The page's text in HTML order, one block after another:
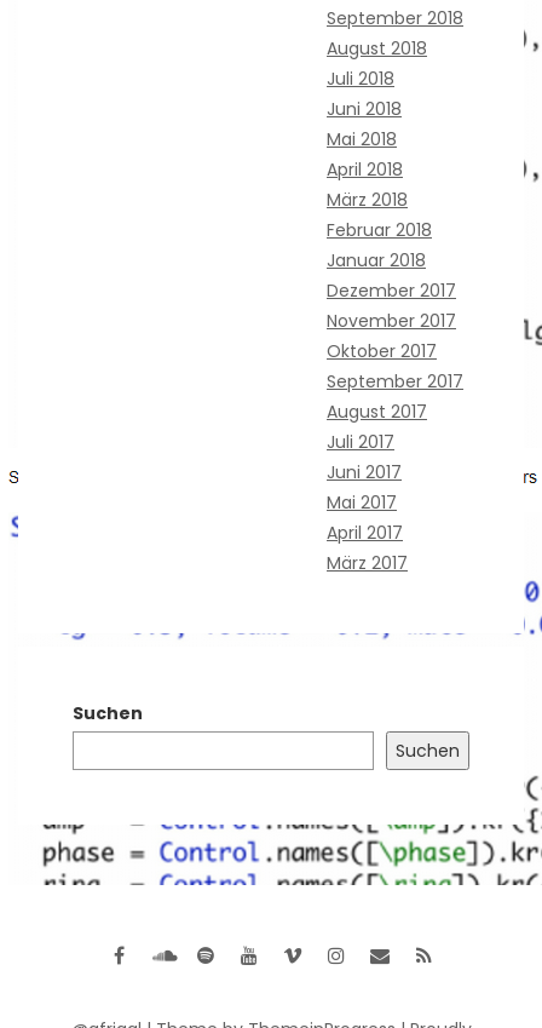
September 2018
August 2018
Juli 2018
Juni 2018
Mai 2018
April 2018
März 2018
Februar 2018
Januar 2018
Dezember 2017
November 2017
Oktober 2017
September 2017
August 2017
Juli 2017
Juni 2017
Mai 2017
April 2017
März 2017
Suchen
Suchen